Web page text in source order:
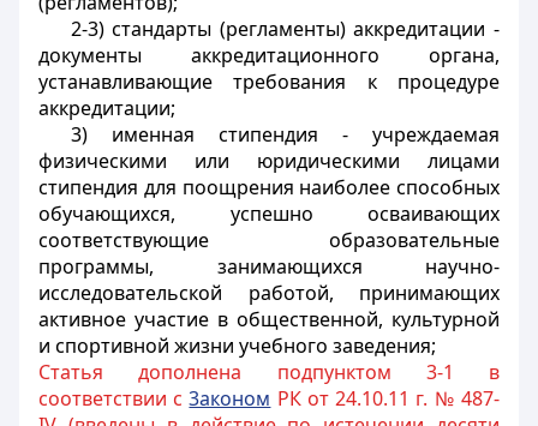
2-3) стандарты (регламенты) аккредитации -
документы аккредитационного органа,
устанавливающие требования к процедуре
аккредитации;
3) именная стипендия - учреждаемая
физическими или юридическими лицами
стипендия для поощрения наиболее способных
обучающихся, успешно осваивающих
соответствующие образовательные
программы, занимающихся научно-
исследовательской работой, принимающих
активное участие в общественной, культурной
и спортивной жизни учебного заведения;
Статья дополнена подпунктом 3-1 в
соответствии с3аконом РК от 24.10.11 г. № 487-